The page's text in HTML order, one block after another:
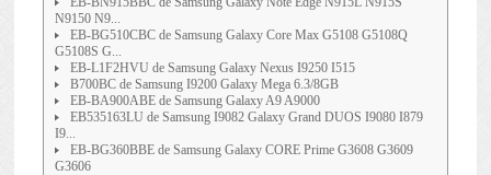
N9150 N9...
EB-BG510CBC de Samsung Galaxy Core Max G5108 G5108Q
G5108S G...
EB-L1F2HVU de Samsung Galaxy Nexus I9250 I515
B700BC de Samsung I9200 Galaxy Mega 6.3/8GB
EB-BA900ABE de Samsung Galaxy A9 A9000
EB535163LU de Samsung I9082 Galaxy Grand DUOS I9080 I879
I9...
EB-BG360BBE de Samsung Galaxy CORE Prime G3608 G3609
G3606